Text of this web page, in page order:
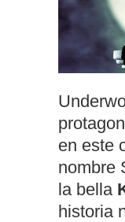
en este
nombre
la bella
historia